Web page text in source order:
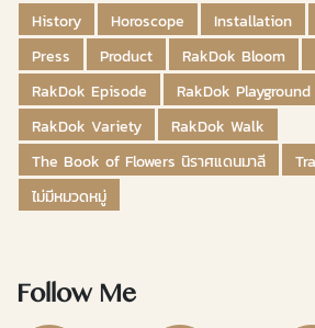
History
Horoscope Installation
Press
Product RakDok Bloom
RakDok Episode
RakDok Playground
RakDok Variety
RakDok Walk
The Book of Flowers นิราศแดนมาลี
ไม่มีหมวดหมู่
Follow Me